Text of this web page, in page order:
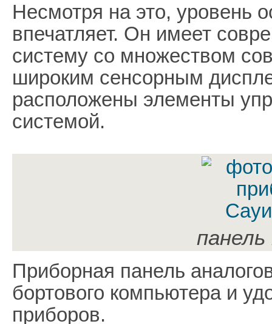
Несмотря на это, уровень
впечатляет. Он имеет
систему со множеством
широким сенсорным
расположены элементы
системой.
панель
Приборная панель
бортового компьютера и
приборов.